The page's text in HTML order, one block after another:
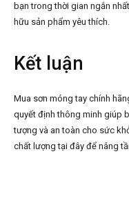
bạn trong thời gian ngắn
hữu sản phẩm yêu thích.
Kết luận
Mua sơn móng tay chính
quyết định thông minh giúp
tượng và an toàn cho sức
chất lượng tại đây để nâng